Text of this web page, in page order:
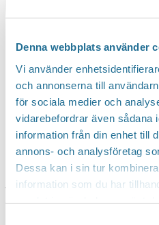
Denna webbplats använder
Vi använder
och annonserna till
för sociala medier och
vidarebefordrar även sådana
information från din enhet till
annons- och analysföretag
Dessa kan i sin tur
information som du har